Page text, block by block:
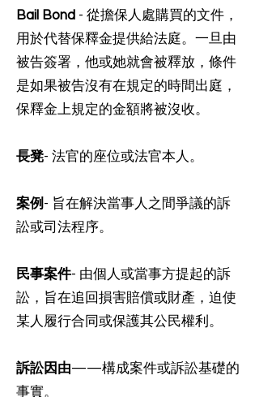
Bail Bond - 從擔保人處購買的文件，
用於代替保釋金提供給法庭。一旦由
被告簽署，他或她就會被釋放，條件
是如果被告沒有在規定的時間出庭，
保釋金上規定的金額將被沒收。
長凳- 法官的座位或法官本人。
案例 - 旨在解決當事人之間爭議的訴
訟或司法程序。
民事案件- 由個人或當事方提起的訴
訟，旨在追回損害賠償或財產，迫使
某人履行合同或保護其公民權利。
訴訟因由——構成案件或訴訟基礎的
事實。